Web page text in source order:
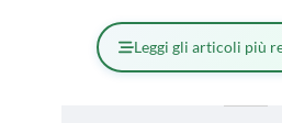
Leggi gli articoli più